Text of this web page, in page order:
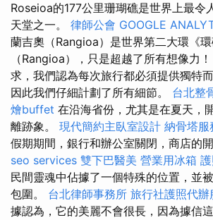
Roseioa的177公里珊瑚礁是世界上最令
天堂之一。 律師公會 GOOGLE
蘭吉奧（Rangioa）是世界第二大環《環
（Rangioa），只是超越了所有想像力
求，我們認為每次旅行都必須提供獨特
因此我們仔細計劃了所有細節。 台北整
燴buffet 在沿海省份，尤其是在夏天，
離跡象。 現代簡約主臥室設計 納骨塔服
假期期間，銀行和辦公室關閉，商店的
seo services 雙下巴醫美 營業用冰箱
民間靈魂中佔據了一個特殊的位置，並
包圍。 台北律師事務所 旅行社護照代辦
據認為，它的美麗不會很長，因為據信